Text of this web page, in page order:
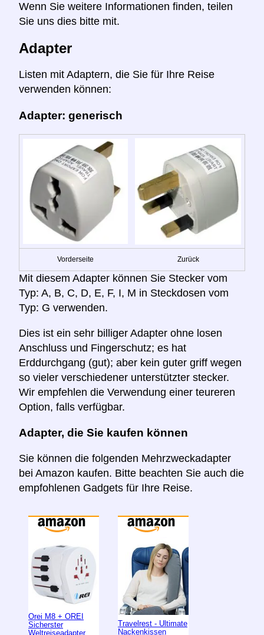
Wenn Sie weitere Informationen finden, teilen
Sie uns dies bitte mit.
Adapter
Listen mit Adaptern, die Sie für Ihre Reise
verwenden können:
Adapter: generisch
Vorderseite Zurück
Mit diesem Adapter können Sie Stecker vom
Typ: A, B, C, D, E, F, I, M in Steckdosen vom
Typ: G verwenden.
Dies ist ein sehr billiger Adapter ohne losen
Anschluss und Fingerschutz; es hat
Erddurchgang (gut); aber kein guter griff wegen
so vieler verschiedener unterstützter stecker.
Wir empfehlen die Verwendung einer teureren
Option, falls verfügbar.
Adapter, die Sie kaufen können
Sie können die folgenden Mehrzweckadapter
bei Amazon kaufen. Bitte beachten Sie auch die
empfohlenen Gadgets für Ihre Reise.
Orei M8 + OREI
Sicherster
Weltreiseadapter
Travelrest - Ultimate
Nackenkissen